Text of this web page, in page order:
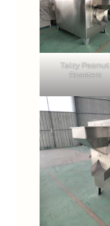
Taizy Peanut
Roasters